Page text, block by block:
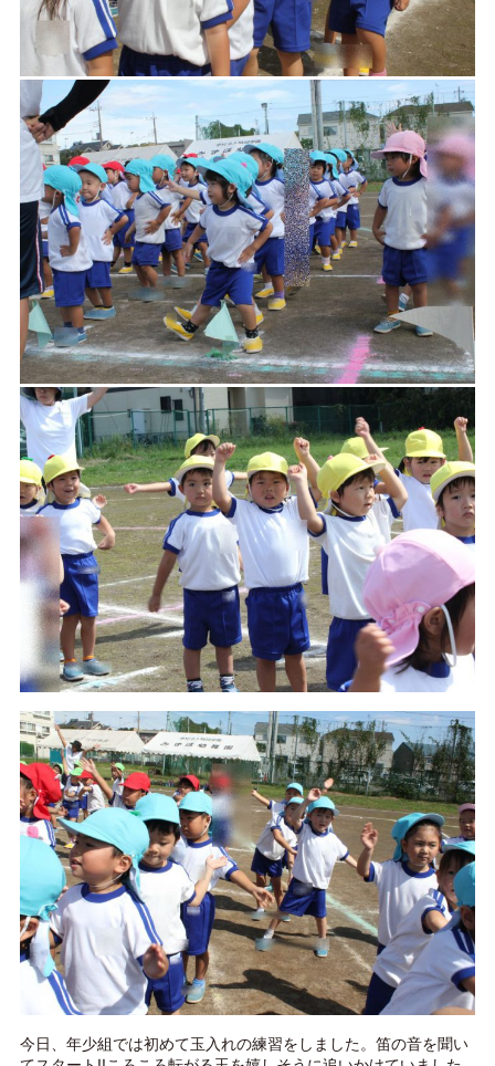
今日、年少組では初めて玉入れの練習をしました。笛の音を聞い